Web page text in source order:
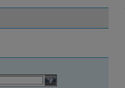
select